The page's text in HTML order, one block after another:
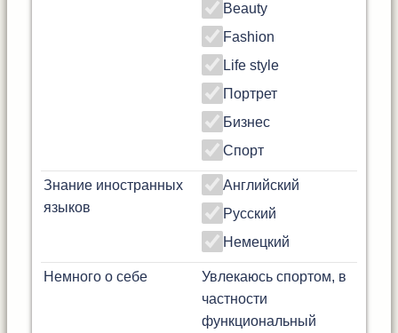
Beauty
Fashion
Life style
Портрет
Бизнес
Спорт
Знание иностранных
языков
Английский
Русский
Немецкий
Немного о себе
Увлекаюсь спортом, в
частности
функциональный